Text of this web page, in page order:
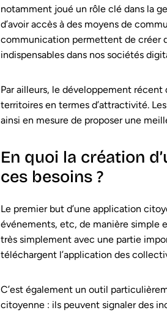
notamment joué un rôle clé dans la
d’avoir accès à des moyens de
communication permettent de créer
indispensables dans nos sociétés
Par ailleurs, le développement
territoires en termes d’attractivité.
ainsi en mesure de proposer une
En quoi la création
ces besoins ?
Le premier but d’une application
événements, etc, de manière
très simplement avec une partie
téléchargent l’application des
C’est également un outil
citoyenne : ils peuvent signaler des